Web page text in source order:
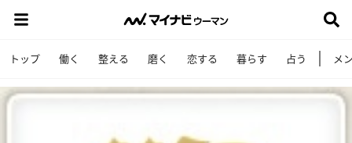
トップ 働く 整える 磨く 恋する 暮らす 占う メ